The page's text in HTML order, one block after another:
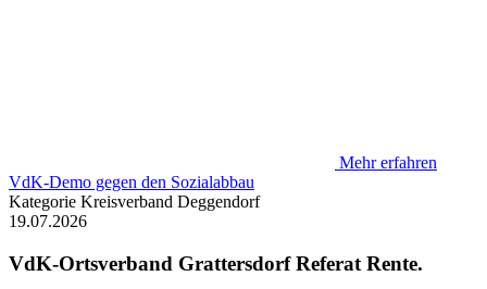
Mehr erfahren
VdK-Demo gegen den Sozialabbau
Kategorie Kreisverband Deggendorf
19.07.2026
VdK-Ortsverband Grattersdorf Referat Rente.